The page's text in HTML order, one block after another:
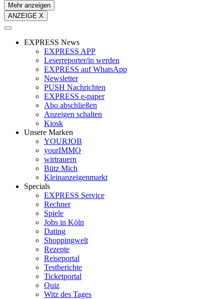
Mehr anzeigen
ANZEIGE X
EXPRESS News
EXPRESS APP
Leserreporter/in werden
EXPRESS auf WhatsApp
Newsletter
PUSH Nachrichten
EXPRESS e-paper
Abo abschließen
Anzeigen schalten
Kiosk
Unsere Marken
YOURJOB
yourIMMO
wirtrauern
Bütz Mich
Kleinanzeigenmarkt
Specials
EXPRESS Service
Rechner
Spiele
Jobs in Köln
Dating
Shoppingwelt
Rezepte
Reiseportal
Testberichte
Ticketportal
Quiz
Witz des Tages